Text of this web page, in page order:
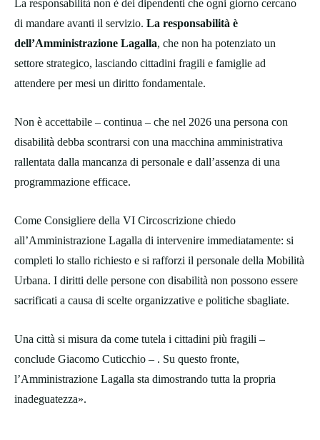
La responsabilità non è dei dipendenti che ogni giorno cercano
di mandare avanti il servizio. La responsabilità è
dell’Amministrazione Lagalla, che non ha potenziato un
settore strategico, lasciando cittadini fragili e famiglie ad
attendere per mesi un diritto fondamentale.
Non è accettabile – continua – che nel 2026 una persona con
disabilità debba scontrarsi con una macchina amministrativa
rallentata dalla mancanza di personale e dall’assenza di una
programmazione efficace.
Come Consigliere della VI Circoscrizione chiedo
all’Amministrazione Lagalla di intervenire immediatamente: si
completi lo stallo richiesto e si rafforzi il personale della Mobilità
Urbana. I diritti delle persone con disabilità non possono essere
sacrificati a causa di scelte organizzative e politiche sbagliate.
Una città si misura da come tutela i cittadini più fragili –
conclude Giacomo Cuticchio – . Su questo fronte,
l’Amministrazione Lagalla sta dimostrando tutta la propria
inadeguatezza».